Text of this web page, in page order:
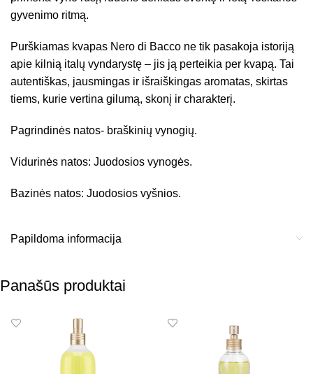
gyvenimo ritmą.
Purškiamas kvapas Nero di Bacco ne tik pasakoja istoriją
apie kilnią italų vyndarystę – jis ją perteikia per kvapą. Tai
autentiškas, jausmingas ir išraiškingas aromatas, skirtas
tiems, kurie vertina gilumą, skonį ir charakterį.
Pagrindinės natos- braškinių vynogių.
Vidurinės natos: Juodosios vynogės.
Bazinės natos: Juodosios vyšnios.
Papildoma informacija
Panašūs produktai